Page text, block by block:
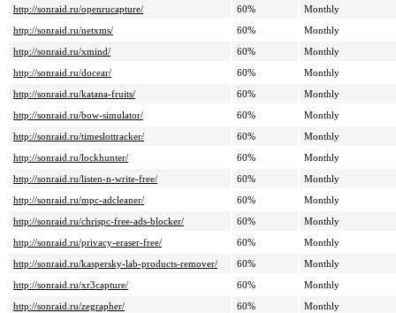
http://sonraid.ru/openrucapture/
60%
Monthly
http://sonraid.ru/netxms/
60%
Monthly
http://sonraid.ru/xmind/
60%
Monthly
http://sonraid.ru/docear/
60%
Monthly
http://sonraid.ru/katana-fruits/
60%
Monthly
http://sonraid.ru/bow-simulator/
60%
Monthly
http://sonraid.ru/timeslottracker/
60%
Monthly
http://sonraid.ru/lockhunter/
60%
Monthly
http://sonraid.ru/listen-n-write-free/
60%
Monthly
http://sonraid.ru/mpc-adcleaner/
60%
Monthly
http://sonraid.ru/chrispc-free-ads-blocker/
60%
Monthly
http://sonraid.ru/privacy-eraser-free/
60%
Monthly
http://sonraid.ru/kaspersky-lab-products-remover/
60%
Monthly
http://sonraid.ru/xr3capture/
60%
Monthly
http://sonraid.ru/zegrapher/
60%
Monthly